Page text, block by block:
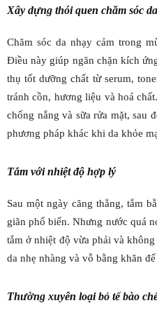
Xây dựng thói quen chăm sóc
Chăm sóc da nhạy cảm trong
Điều này giúp ngăn chặn kích
thụ tốt dưỡng chất từ serum,
tránh cồn, hương liệu và hoá
chống nắng và sữa rửa mặt, sau
phương pháp khác khi da khỏe
Tắm với nhiệt độ hợp lý
Sau một ngày căng thẳng, tắm
giãn phổ biến. Nhưng nước quá
tắm ở nhiệt độ vừa phải và
da nhẹ nhàng và vỗ bằng khăn
Thường xuyên loại bỏ tế bào